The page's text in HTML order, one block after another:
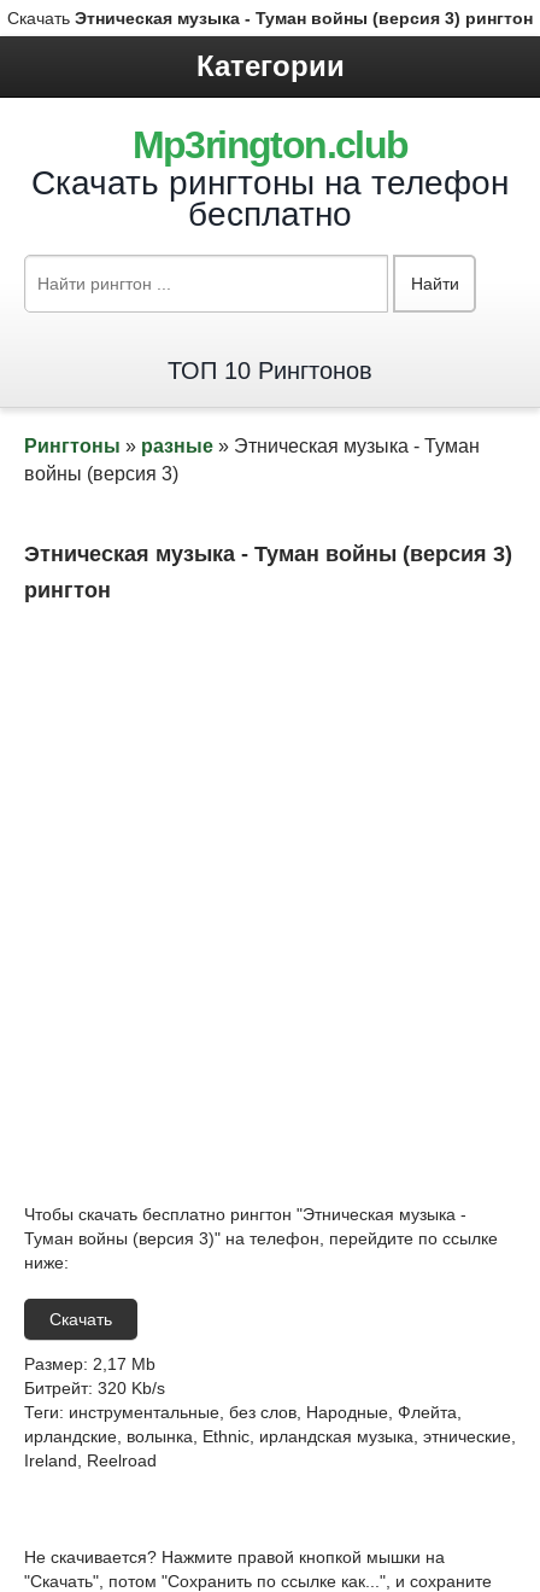
Скачать Этническая музыка - Туман войны (версия 3) рингтон
Категории
Mp3rington.club
Скачать рингтоны на телефон
бесплатно
Найти
ТОП 10 Рингтонов
Рингтоны » разные » Этническая музыка - Туман
войны (версия 3)
Этническая музыка - Туман войны (версия 3)
рингтон
Чтобы скачать бесплатно рингтон "Этническая музыка -
Туман войны (версия 3)" на телефон, перейдите по ссылке
ниже:
Скачать
Размер: 2,17 Mb
Битрейт: 320 Kb/s
Теги: инструментальные, без слов, Народные, Флейта,
ирландские, волынка, Ethnic, ирландская музыка, этнические,
Ireland, Reelroad
Не скачивается? Нажмите правой кнопкой мышки на
"Скачать", потом "Сохранить по ссылке как...", и сохраните